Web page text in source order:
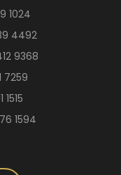
1024
4492
9368
7259
1594